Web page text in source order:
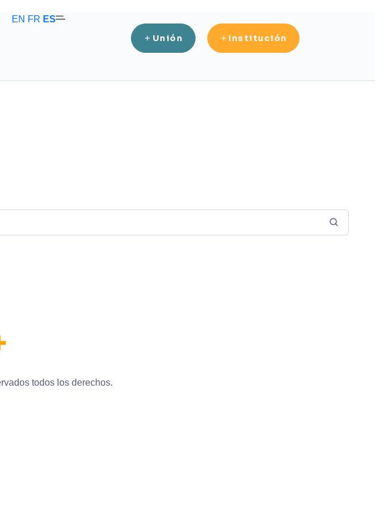
EN FR ES
Unión Institución
todos los derechos.